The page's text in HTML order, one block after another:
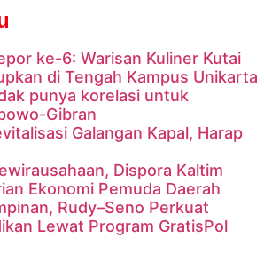
ke-6: Warisan Kuliner Kutai
di Tengah Kampus Unikarta
punya korelasi untuk
Gibran
Galangan Kapal, Harap
Dispora Kaltim
Ekonomi Pemuda Daerah
Rudy–Seno Perkuat
Lewat Program GratisPol